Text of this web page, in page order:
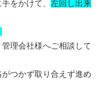
をかけて、 左回し出来
理会社様へご相談して
つかず取り合えず進め